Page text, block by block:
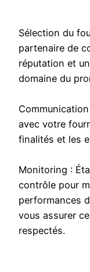
Sélection du
partenaire de
réputation et
domaine du
avec votre
finalités et les
Monitoring :
contrôle pour
performances
vous assurer
respectés.